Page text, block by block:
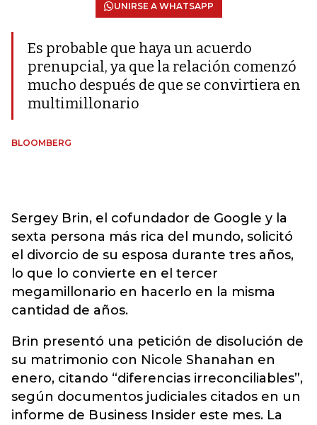
UNIRSE A WHATSAPP
Es probable que haya un acuerdo
prenupcial, ya que la relación comenzó
mucho después de que se convirtiera en
multimillonario
BLOOMBERG
Sergey Brin, el cofundador de Google y la
sexta persona más rica del mundo, solicitó
el divorcio de su esposa durante tres años,
lo que lo convierte en el tercer
megamillonario en hacerlo en la misma
cantidad de años.
Brin presentó una petición de disolución de
su matrimonio con Nicole Shanahan en
enero, citando “diferencias irreconciliables”,
según documentos judiciales citados en un
informe de Business Insider este mes. La